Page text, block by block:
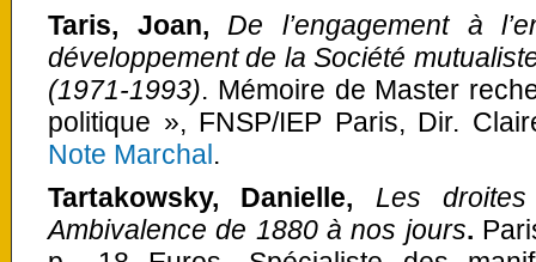
Taris, Joan, De l’engagement à
développement de la Société
(1971-1993). Mémoire de Master
politique », FNSP/IEP Paris, Dir.
Note Marchal .
Tartakowsky, Danielle, Les
Ambivalence de 1880 à nos jours.